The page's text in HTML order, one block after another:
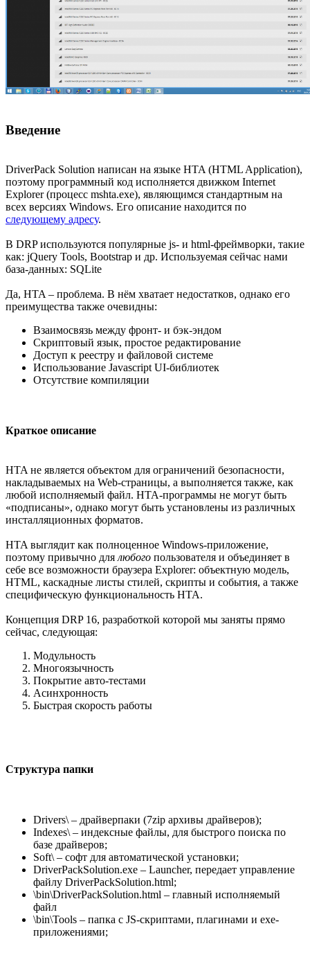
Введение
DriverPack Solution написан на языке HTA (HTML Application),
поэтому программный код исполняется движком Internet
Explorer (процесс mshta.exe), являющимся стандартным на
всех версиях Windows. Его описание находится по
следующему адресу.
В DRP используются популярные js- и html-фреймворки, такие
как: jQuery Tools, Bootstrap и др. Используемая сейчас нами
база-данных: SQLite
Да, HTA – проблема. В нём хватает недостатков, однако его
преимущества также очевидны:
Взаимосвязь между фронт- и бэк-эндом
Скриптовый язык, простое редактирование
Доступ к реестру и файловой системе
Использование Javascript UI-библиотек
Отсутствие компиляции
Краткое описание
HTA не является объектом для ограничений безопасности,
накладываемых на Web-страницы, а выполняется также, как
любой исполняемый файл. HTA-программы не могут быть
«подписаны», однако могут быть установлены из различных
инсталляционных форматов.
HTA выглядит как полноценное Windows-приложение,
поэтому привычно длялюбого пользователя и объединяет в
себе все возможности браузера Explorer: объектную модель,
HTML, каскадные листы стилей, скрипты и события, а также
специфическую функциональность HTA.
Концепция DRP 16, разработкой которой мы заняты прямо
сейчас, следующая:
Модульность
Многоязычность
Покрытие авто-тестами
Асинхронность
Быстрая скорость работы
Структура папки
Drivers\ – драйверпаки (7zip архивы драйверов);
Indexes\ – индексные файлы, для быстрого поиска по
базе драйверов;
Soft\ – софт для автоматической установки;
DriverPackSolution.exe – Launcher, передает управление
файлу DriverPackSolution.html;
\bin\DriverPackSolution.html – главный исполняемый
файл
\bin\Tools – папка с JS-скриптами, плагинами и exe-
приложениями;